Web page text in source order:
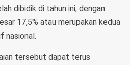
dibidik di tahun ini, dengan
17,5% atau merupakan kedua
nasional.
tersebut dapat terus